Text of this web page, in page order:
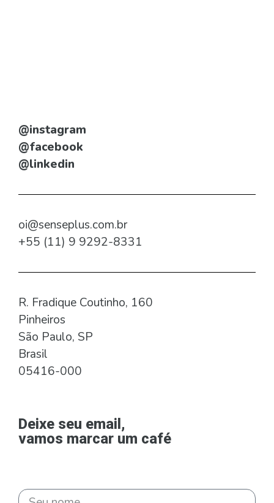
@instagram
@facebook
@linkedin
oi@senseplus.com.br
+55 (11) 9 9292-8331
R. Fradique Coutinho, 160
Pinheiros
São Paulo, SP
Brasil
05416-000
Deixe seu email,
vamos marcar um café